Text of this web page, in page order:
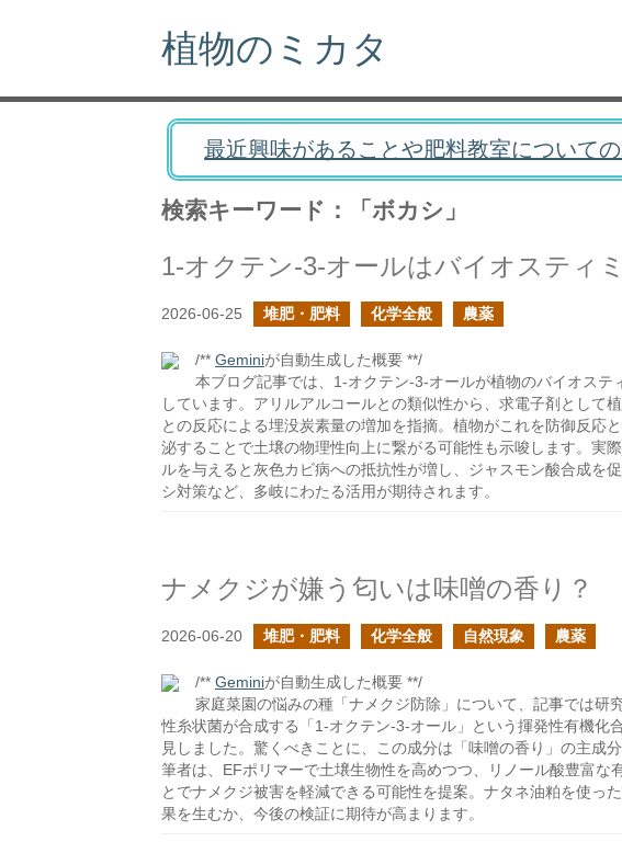
植物のミカタ
最近興味があることや肥料教室について
検索キーワード：「ボカシ」
1-オクテン-3-オールはバイオスティ
2026-06-25 堆肥・肥料 化学全般 農薬
/** Geminiが自動生成した概要 **/
本ブログ記事では、1-オクテン-3-オールが植物のバイオステ
しています。アリルアルコールとの類似性から、求電子剤として
との反応による埋没炭素量の増加を指摘。植物がこれを防御反応
泌することで土壌の物理性向上に繋がる可能性も示唆します。実
ルを与えると灰色カビ病への抵抗性が増し、ジャスモン酸合成を
シ対策など、多岐にわたる活用が期待されます。
ナメクジが嫌う匂いは味噌の香り？
2026-06-20 堆肥・肥料 化学全般 自然現象 農薬
/** Geminiが自動生成した概要 **/
家庭菜園の悩みの種「ナメクジ防除」について、記事では研
性糸状菌が合成する「1-オクテン-3-オール」という揮発性有機化
見しました。驚くべきことに、この成分は「味噌の香り」の主成
筆者は、EFポリマーで土壌生物性を高めつつ、リノール酸豊富な
とでナメクジ被害を軽減できる可能性を提案。ナタネ油粕を使っ
果を生むか、今後の検証に期待が高まります。